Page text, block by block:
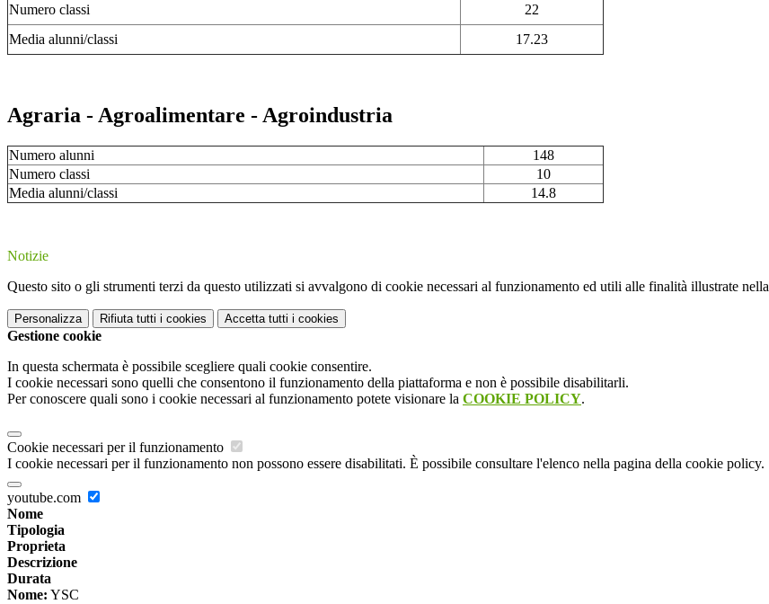
Numero classi
22
Media alunni/classi
17.23
Agraria - Agroalimentare - Agroindustria
Numero alunni
148
Numero classi
10
Media alunni/classi
14.8
Notizie
Questo sito o gli strumenti terzi da questo utilizzati si avvalgono di cookie necessari al funzionamento ed utili alle finalità illustrate nella
Personalizza Rifiuta tutti i cookies Accetta tutti i cookies
Gestione cookie
In questa schermata è possibile scegliere quali cookie consentire.
I cookie necessari sono quelli che consentono il funzionamento della piattaforma e non è possibile disabilitarli.
Per conoscere quali sono i cookie necessari al funzionamento potete visionare la COOKIE POLICY.
Cookie necessari per il funzionamento
I cookie necessari per il funzionamento non possono essere disabilitati. È possibile consultare l'elenco nella pagina della cookie policy.
youtube.com
Nome
Tipologia
Proprieta
Descrizione
Durata
Nome: YSC